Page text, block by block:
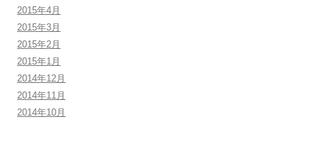
2015年4月
2015年3月
2015年2月
2015年1月
2014年12月
2014年11月
2014年10月